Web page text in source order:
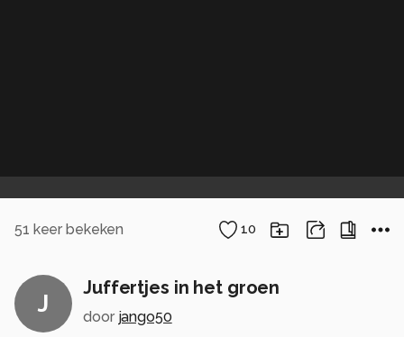
51 keer bekeken 10
J
Juffertjes in het groen
door jango50